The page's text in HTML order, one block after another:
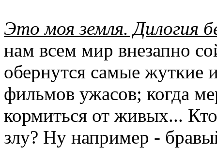
Это моя земля. Дилогия
нам всем мир внезапно
обернутся самые жуткие
фильмов ужасов; когда
кормиться от живых...
злу? Ну например -